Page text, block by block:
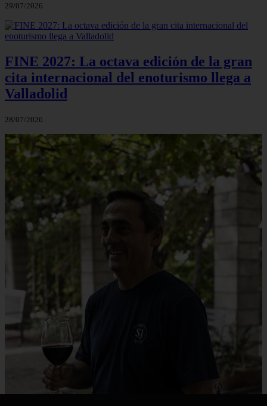
29/07/2026
FINE 2027: La octava edición de la gran
cita internacional del enoturismo llega a
Valladolid
28/07/2026